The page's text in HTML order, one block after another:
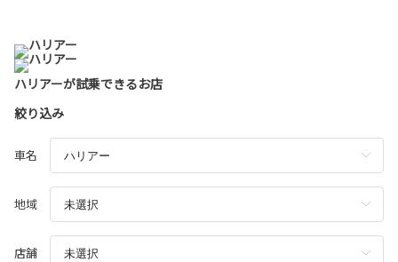
ハリアーが試乗できるお店
絞り込み
車名
地域
店舗